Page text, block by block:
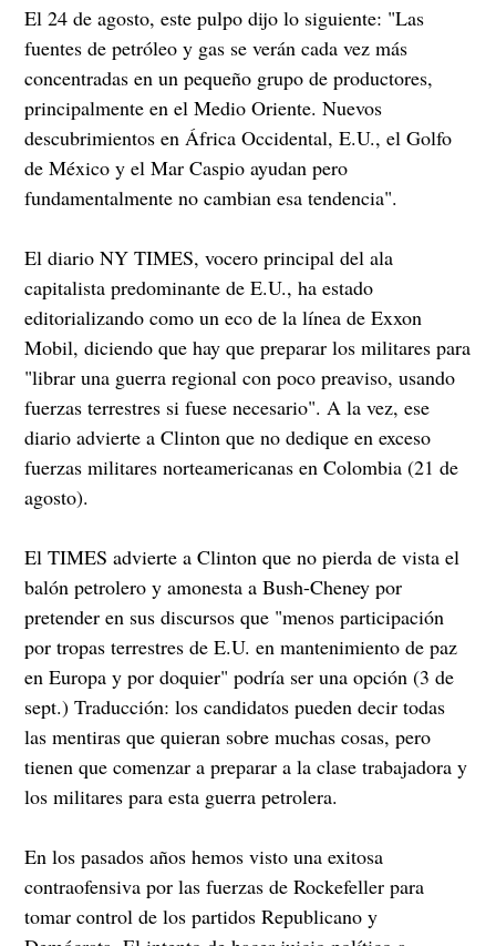
El 24 de agosto, este pulpo dijo lo siguiente: "Las
fuentes de petróleo y gas se verán cada vez más
concentradas en un pequeño grupo de productores,
principalmente en el Medio Oriente. Nuevos
descubrimientos en África Occidental, E.U., el Golfo
de México y el Mar Caspio ayudan pero
fundamentalmente no cambian esa tendencia".
El diario NY TIMES, vocero principal del ala
capitalista predominante de E.U., ha estado
editorializando como un eco de la línea de Exxon
Mobil, diciendo que hay que preparar los militares para
"librar una guerra regional con poco preaviso, usando
fuerzas terrestres si fuese necesario". A la vez, ese
diario advierte a Clinton que no dedique en exceso
fuerzas militares norteamericanas en Colombia (21 de
agosto).
El TIMES advierte a Clinton que no pierda de vista el
balón petrolero y amonesta a Bush-Cheney por
pretender en sus discursos que "menos participación
por tropas terrestres de E.U. en mantenimiento de paz
en Europa y por doquier" podría ser una opción (3 de
sept.) Traducción: los candidatos pueden decir todas
las mentiras que quieran sobre muchas cosas, pero
tienen que comenzar a preparar a la clase trabajadora y
los militares para esta guerra petrolera.
En los pasados años hemos visto una exitosa
contraofensiva por las fuerzas de Rockefeller para
tomar control de los partidos Republicano y